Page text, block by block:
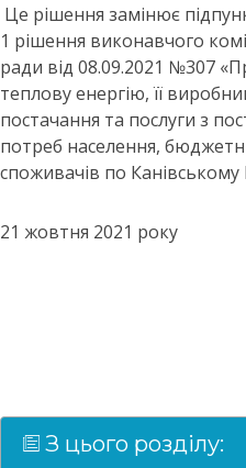
Це рішення замінює п
1 рішення виконавчого
ради від 08.09.2021 №307
теплову енергію, її
постачання та послуги з
потреб населення,
споживачів по
21 жовтня 2021 року
З цього розділу: